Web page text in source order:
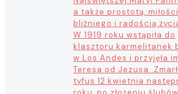
a także prostotą,
bliźniego i radością
W 1919 roku wstąpiła do
klasztoru karmelitanek
w Los Andes i przyjęła
Teresa od Jezusa.
tyfus 12 kwietnia